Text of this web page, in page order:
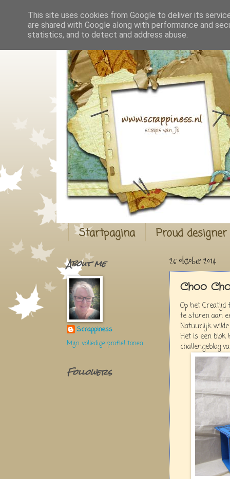
Startpagina Proud
26 oktober 2014
Choo
Op het
te sturen aan
Natuurlijk wilde
Het is een blok
challengeblog
About me
Scrappiness
Mijn volledige profiel tonen
Followers
This site uses cookies from Google to deliver its
are shared with Google along with performance and
statistics, and to detect and address abuse.